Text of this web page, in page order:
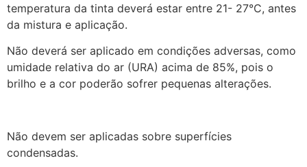
temperatura da tinta deverá estar entre 21- 27°C, antes
da mistura e aplicação.
Não deverá ser aplicado em condições adversas, como
umidade relativa do ar (URA) acima de 85%, pois o
brilho e a cor poderão sofrer pequenas alterações.
Não devem ser aplicadas sobre superfícies
condensadas.